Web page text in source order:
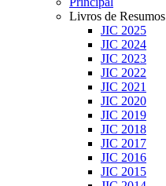
Livros de Resumos
JIC 2025
JIC 2024
JIC 2023
JIC 2022
JIC 2021
JIC 2020
JIC 2019
JIC 2018
JIC 2017
JIC 2016
JIC 2015